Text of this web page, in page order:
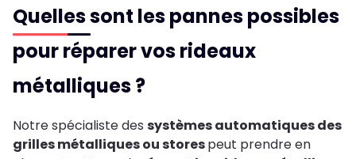
Quelles sont les pannes possibles
pour réparer vos rideaux
métalliques ?
Notre spécialiste des systèmes automatiques des
grilles métalliques ou storespeut prendre en